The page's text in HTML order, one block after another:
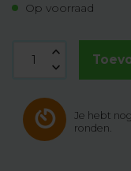
Op voorraad
Je hebt nog
ronden.